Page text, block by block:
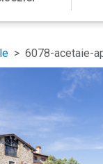
6078-acetaie-